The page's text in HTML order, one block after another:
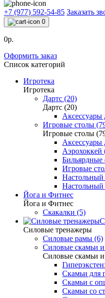
+7 (977) 592-54-85 Заказать
0
0р.
Оформить заказ
Список категорий
Игротека
Игротека
Дартс (20)
Дартс (20)
Аксессуары
Игровые столы
Игровые столы
Аксессуары
Аэрохоккей
Бильярдные
Игровые
Настольный
Настольный
Йога и Фитнес
Йога и Фитнес
Скакалки (5)
Силовые тренажеры
Силовые рамы (6)
Силовые скамьи
Силовые скамьи
Скамьи для
Скамьи с
Скамьи со